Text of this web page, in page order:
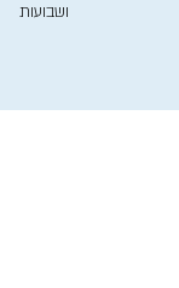
ושבועות